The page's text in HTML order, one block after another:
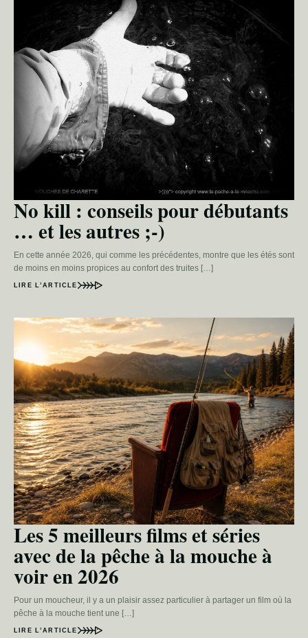
No kill : conseils pour débutants
… et les autres ;-)
En cette année 2026, qui comme les précédentes, montre que les étés sont
de moins en moins propices au confort des truites […]
LIRE L’ARTICLE
Les 5 meilleurs films et séries
avec de la pêche à la mouche à
voir en 2026
Pour un moucheur, il y a un plaisir assez particulier à partager un film où la
pêche à la mouche tient une […]
LIRE L’ARTICLE